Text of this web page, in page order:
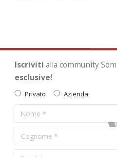
Iscriviti alla community
esclusive!
Privato Azienda